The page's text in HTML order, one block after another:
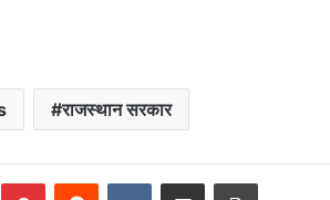
राजस्थान सरकार
PinterestReddit VKontakteShare via Email Print